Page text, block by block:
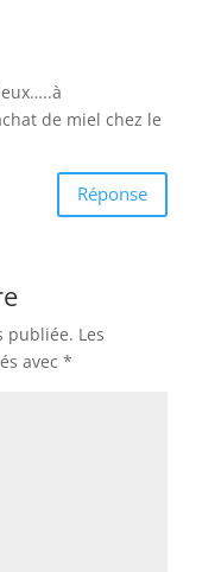
de miel chez le
Réponse
publiée. Les
avec *